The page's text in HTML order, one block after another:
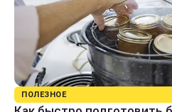
ПОЛЕЗНОЕ